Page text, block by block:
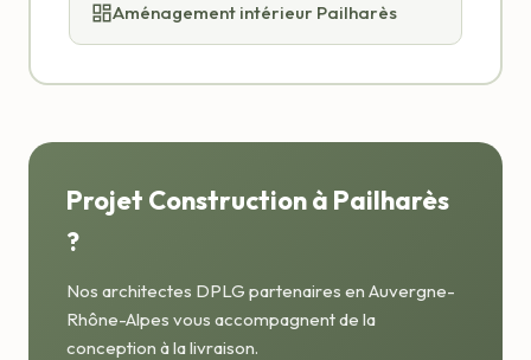
Aménagement intérieur Pailharès
Projet Construction à Pailharès
?
Nos architectes DPLG partenaires en Auvergne-
Rhône-Alpes vous accompagnent de la
conception à la livraison.